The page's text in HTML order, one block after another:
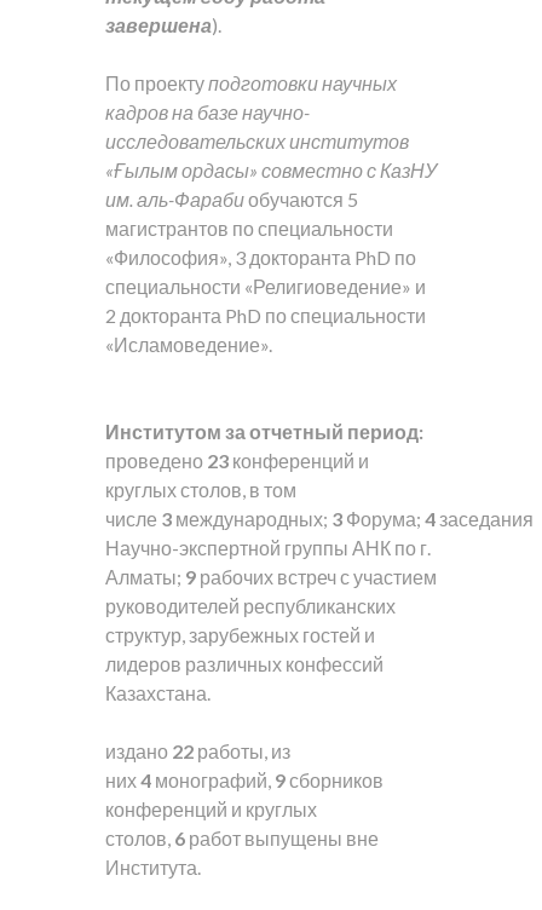
завершена).
По проектуподготовки научных
кадров на базе научно-
исследовательских институтов
«Ғылым ордасы» совместно с КазНУ
им. аль-Фарабиобучаются 5
магистрантов по специальности
«Философия», 3 докторанта PhD по
специальности «Религиоведение» и
2 докторанта PhD по специальности
«Исламоведение».
Институтом за отчетный период:
проведено 23конференций и
круглых столов, в том
числе 3международных; 3Форума; 4заседания
Научно-экспертной группы АНК по г.
Алматы; 9рабочих встреч с участием
руководителей республиканских
структур, зарубежных гостей и
лидеров различных конфессий
Казахстана.
издано 22работы, из
них4монографий, 9сборников
конференций и круглых
столов, 6работ выпущены вне
Института.